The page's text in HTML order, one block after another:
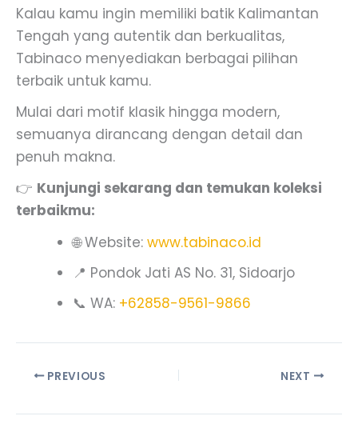
Kalau kamu ingin memiliki batik Kalimantan
Tengah yang autentik dan berkualitas,
Tabinaco menyediakan berbagai pilihan
terbaik untuk kamu.
Mulai dari motif klasik hingga modern,
semuanya dirancang dengan detail dan
penuh makna.
👉 Kunjungi sekarang dan temukan koleksi
terbaikmu:
🌐 Website: www.tabinaco.id
📍 Pondok Jati AS No. 31, Sidoarjo
📞 WA: +62858-9561-9866
PREVIOUS NEXT